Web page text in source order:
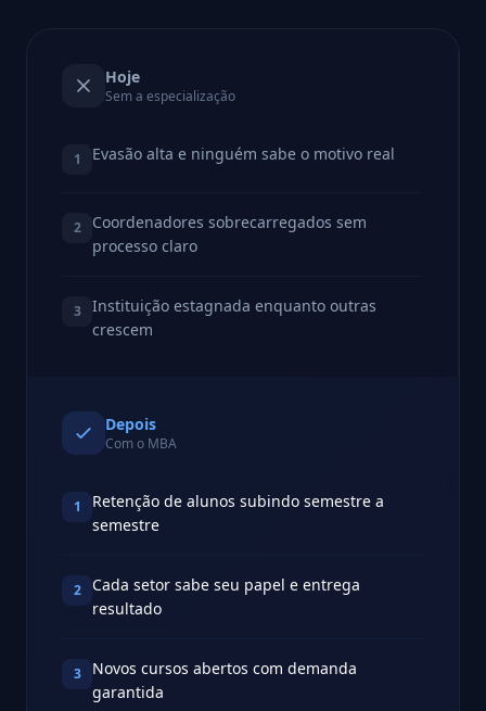
Hoje
Sem a especialização
1 Evasão alta e ninguém sabe o motivo real
2
Coordenadores sobrecarregados sem
processo claro
3
Instituição estagnada enquanto outras
crescem
Depois
Com o MBA
1
Retenção de alunos subindo semestre a
semestre
2
Cada setor sabe seu papel e entrega
resultado
3
Novos cursos abertos com demanda
garantida